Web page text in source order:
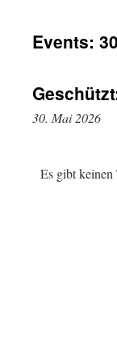
Events:
30. Mai 2026
Es gibt keinen